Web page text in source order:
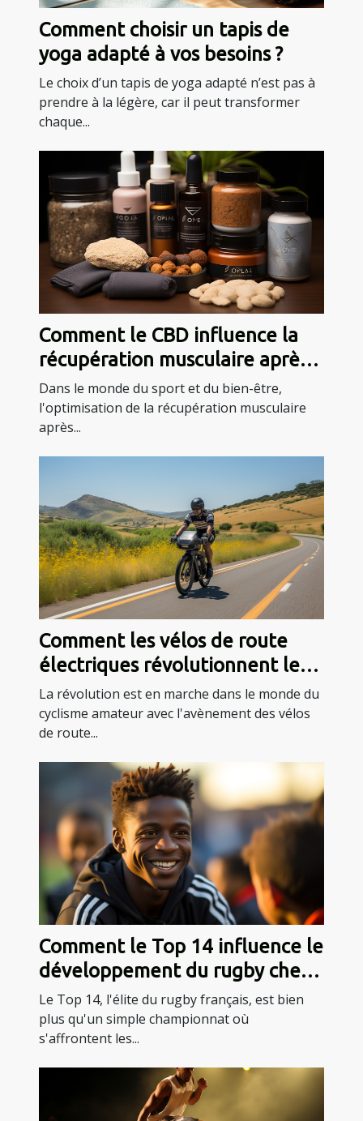
Comment choisir un tapis de
yoga adapté à vos besoins ?
Le choix d’un tapis de yoga adapté n’est pas à
prendre à la légère, car il peut transformer
chaque...
Comment le CBD influence la
récupération musculaire après
l'exercice
Dans le monde du sport et du bien-être,
l'optimisation de la récupération musculaire
après...
Comment les vélos de route
électriques révolutionnent les
entraînements pour les
cyclistes amateurs
La révolution est en marche dans le monde du
cyclisme amateur avec l'avènement des vélos
de route...
Comment le Top 14 influence le
développement du rugby chez
les jeunes en France
Le Top 14, l'élite du rugby français, est bien
plus qu'un simple championnat où
s'affrontent les...